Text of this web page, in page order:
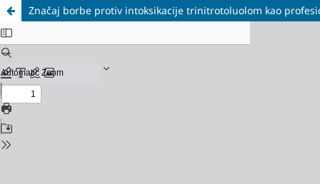
Značaj borbe protiv intoksikacije trinitrotoluolom kao